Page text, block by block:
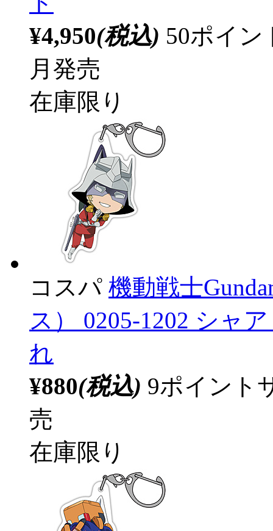
¥4,950(税込) 50ポイ
月発売
在庫限り
コスパ 機動戦士
ス） 0205-1202 シャ
れ
¥880(税込) 9ポイント
売
在庫限り